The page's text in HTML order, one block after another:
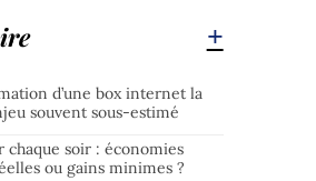
d’une box internet la
souvent sous-estimé
chaque soir : économies
ou gains minimes ?